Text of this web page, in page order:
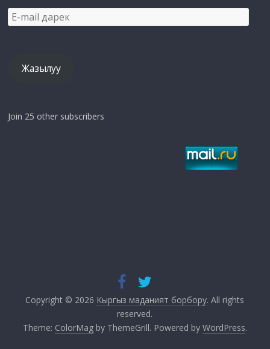
E-
mail
Жазылуу
Join 25 other subscribers
Copyright © 2026 Кыргыз маданият борбору. All rights
reserved.
Theme: ColorMagby ThemeGrill. Powered by WordPress.